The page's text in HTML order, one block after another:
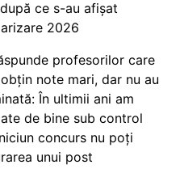
ce s-au afișat
2026
profesorilor care
note mari, dar nu au
În ultimii ani am
de bine sub control
concurs nu poți
unui post